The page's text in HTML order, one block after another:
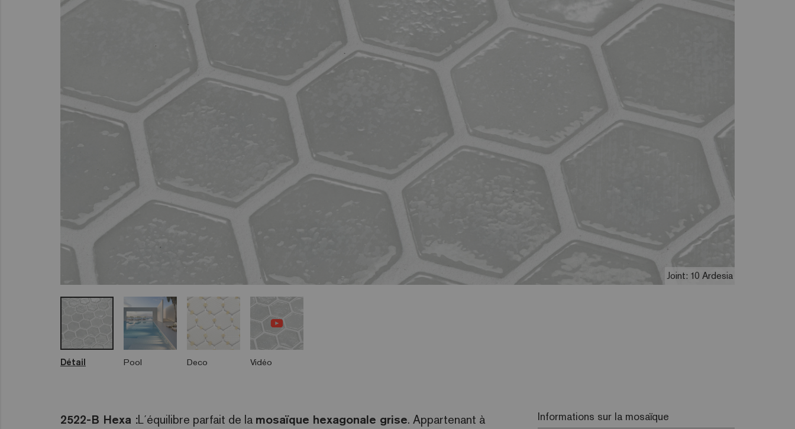
Joint: 10 Ardesia
Détail Pool Deco Vidéo
2522-B Hexa :L´équilibre parfait de la mosaïque hexagonale grise. Appartenant à
Informations sur la mosaïque